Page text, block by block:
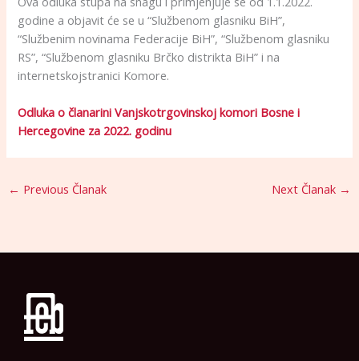
godine a objavit će se u “Službenom glasniku BiH”,
“Službenim novinama Federacije BiH”, “Službenom glasniku
RS”, “Službenom glasniku Brčko distrikta BiH” i na
internetskojstranici Komore.
Odluka o članarini Vanjskotrgovinskoj komori Bosne i
Hercegovine za 2022. godinu
← Previous Članak Next Članak →